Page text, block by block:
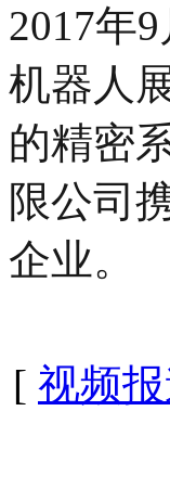
2017年
机器人
的精密
限公司
企业。
[ 视频